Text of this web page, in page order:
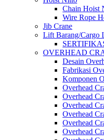
Chain Hoist
Wire Rope
Jib Crane
Lift Barang/Cargo
OVERHEAD
Desain
Fabrikasi
Komponen
Overhead
Overhead
Overhead
Overhead
Overhead
Overhead